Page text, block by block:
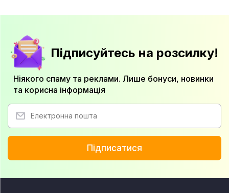
Підписуйтесь на розсилку!
Ніякого спаму та реклами. Лише бонуси, новинки
та корисна інформація
Підписатися